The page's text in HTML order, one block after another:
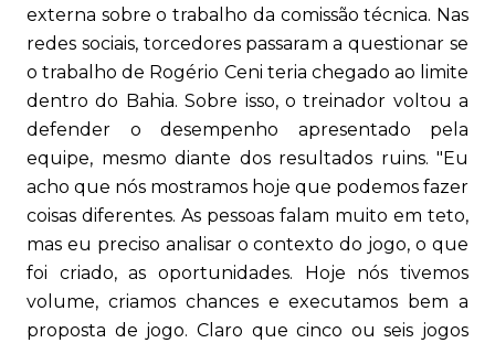
externa sobre o trabalho da comissão técnica. Nas
redes sociais, torcedores passaram a questionar se
o trabalho de Rogério Ceni teria chegado ao limite
dentro do Bahia. Sobre isso, o treinador voltou a
defender o desempenho apresentado pela
equipe, mesmo diante dos resultados ruins. "Eu
acho que nós mostramos hoje que podemos fazer
coisas diferentes. As pessoas falam muito em teto,
mas eu preciso analisar o contexto do jogo, o que
foi criado, as oportunidades. Hoje nós tivemos
volume, criamos chances e executamos bem a
proposta de jogo. Claro que cinco ou seis jogos